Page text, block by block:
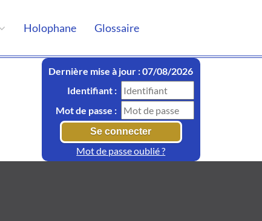
Holophane Glossaire
Dernière mise à jour : 07/08/2026
Identifiant :
Mot de passe :
Mot de passe oublié ?